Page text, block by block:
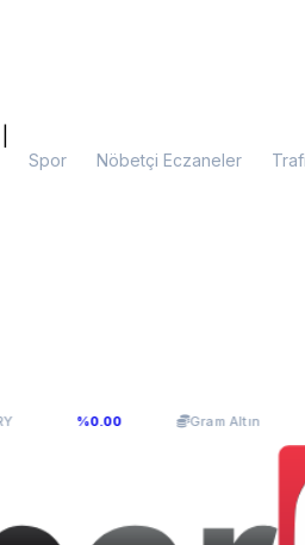
Spor Nöbetçi Eczaneler
%0.00 Gram Altın6.097,79